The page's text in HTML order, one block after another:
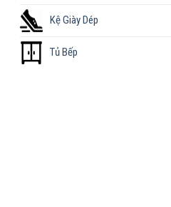
Kệ Giày Dép
Tủ Bếp